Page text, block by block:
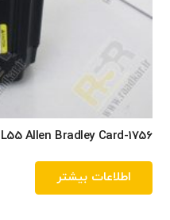
1756-L55 Allen Bradley Card
اطلاعات بیشتر